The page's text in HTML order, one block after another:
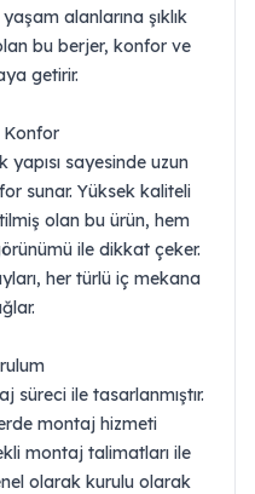
alanlarına şıklık
bu berjer, konfor ve
getirir.
Konfor
sayesinde uzun
sunar. Yüksek kaliteli
olan bu ürün, hem
ile dikkat çeker.
her türlü iç mekana
süreci ile tasarlanmıştır.
montaj hizmeti
montaj talimatları ile
olarak kurulu olarak